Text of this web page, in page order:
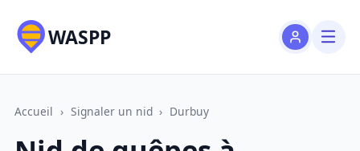
WASPP
Accueil › Signaler un nid › Durbuy